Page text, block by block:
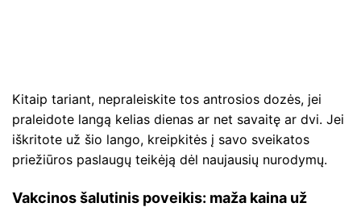
Kitaip tariant, nepraleiskite tos antrosios dozės, jei
praleidote langą kelias dienas ar net savaitę ar dvi. Jei
iškritote už šio lango, kreipkitės į savo sveikatos
priežiūros paslaugų teikėją dėl naujausių nurodymų.
Vakcinos šalutinis poveikis: maža kaina už